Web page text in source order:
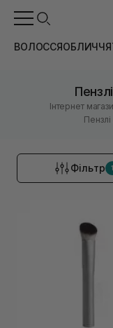
ВОЛОССЯОБЛИЧЧЯ
Інтернет
Фільтр 1